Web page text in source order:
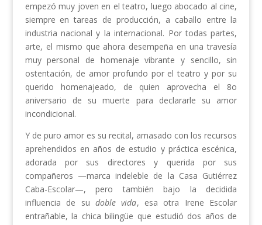
empezó muy joven en el teatro, luego abocado al cine,
siempre en tareas de producción, a caballo entre la
industria nacional y la internacional. Por todas partes,
arte, el mismo que ahora desempeña en una travesía
muy personal de homenaje vibrante y sencillo, sin
ostentación, de amor profundo por el teatro y por su
querido homenajeado, de quien aprovecha el 8o
aniversario de su muerte para declararle su amor
incondicional.
Y de puro amor es su recital, amasado con los recursos
aprehendidos en años de estudio y práctica escénica,
adorada por sus directores y querida por sus
compañeros —marca indeleble de la Casa Gutiérrez
Caba-Escolar—, pero también bajo la decidida
influencia de sudoble vida, esa otra Irene Escolar
entrañable, la chica bilingüe que estudió dos años de